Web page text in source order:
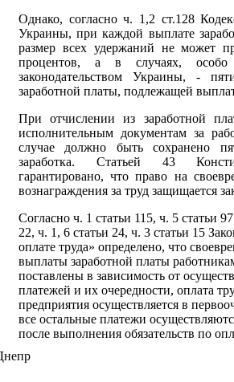
Однако, согласно ч. 1,2 ст.128
Украины, при каждой выплате
размер всех удержаний не может
процентов, а в случаях, особо
законодательством Украины, -
заработной платы, подлежащей
При отчислении из заработной
исполнительным документам за
случае должно быть сохранено
заработка. Статьей 43
гарантировано, что право на
вознаграждения за труд защищается
Согласно ч. 1 статьи 115, ч. 5 статьи
22, ч. 1, 6 статьи 24, ч. 3 статьи 15
оплате труда» определено, что
выплаты заработной платы
поставлены в зависимость от
платежей и их очередности, оплата
предприятия осуществляется в
все остальные платежи
после выполнения обязательств по